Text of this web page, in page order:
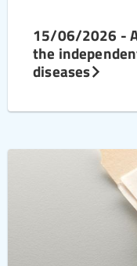
15/06/2026 -
the
diseases